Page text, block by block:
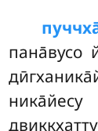
пана̄вусо